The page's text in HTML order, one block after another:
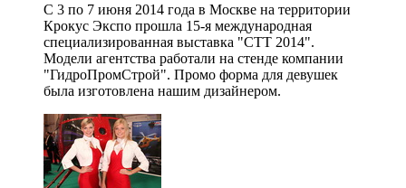
С 3 по 7 июня 2014 года в Москве на территории
Крокус Экспо прошла 15-я международная
специализированная выставка "СТТ 2014".
Модели агентства работали на стенде компании
"ГидроПромСтрой". Промо форма для девушек
была изготовлена нашим дизайнером.